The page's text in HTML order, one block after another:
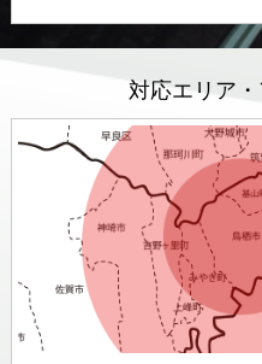
対応エリア